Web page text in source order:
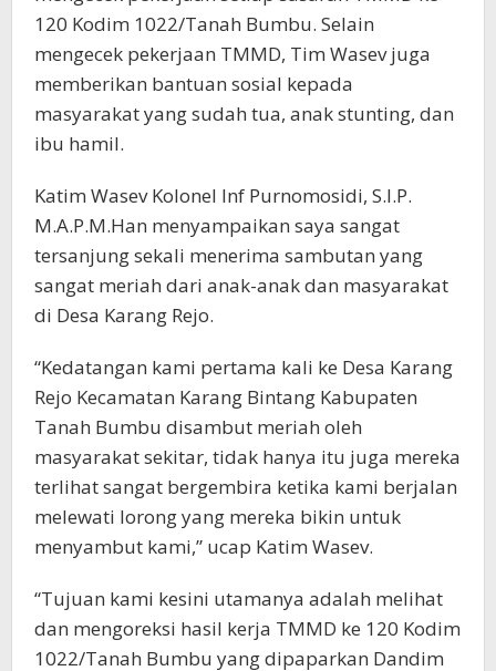
120 Kodim 1022/Tanah Bumbu. Selain
mengecek pekerjaan TMMD, Tim Wasev juga
memberikan bantuan sosial kepada
masyarakat yang sudah tua, anak stunting, dan
ibu hamil.
Katim Wasev Kolonel Inf Purnomosidi, S.I.P.
M.A.P.M.Han menyampaikan saya sangat
tersanjung sekali menerima sambutan yang
sangat meriah dari anak-anak dan masyarakat
di Desa Karang Rejo.
“Kedatangan kami pertama kali ke Desa Karang
Rejo Kecamatan Karang Bintang Kabupaten
Tanah Bumbu disambut meriah oleh
masyarakat sekitar, tidak hanya itu juga mereka
terlihat sangat bergembira ketika kami berjalan
melewati lorong yang mereka bikin untuk
menyambut kami,” ucap Katim Wasev.
“Tujuan kami kesini utamanya adalah melihat
dan mengoreksi hasil kerja TMMD ke 120 Kodim
1022/Tanah Bumbu yang dipaparkan Dandim